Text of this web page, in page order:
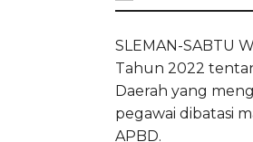
SLEMAN-SABTU
Tahun 2022
Daerah yang
pegawai dibatasi
APBD.